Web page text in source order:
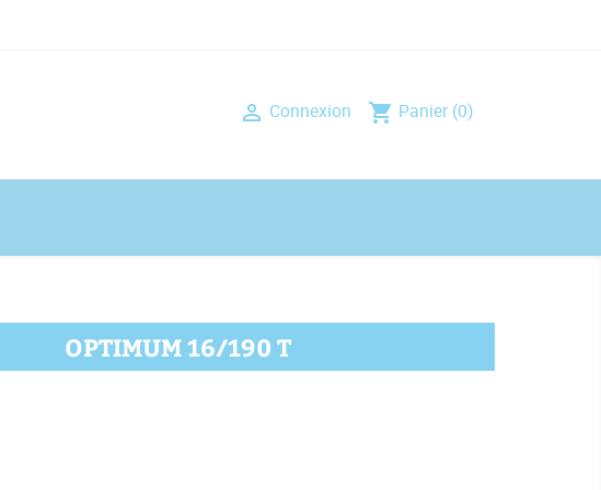
shopping_cart Panier (0)
 Connexion
OPTIMUM 16/190 T